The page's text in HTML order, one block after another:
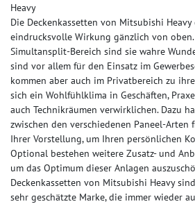
Heavy
Die Deckenkassetten von Mitsubishi
eindrucksvolle Wirkung gänzlich von
Simultansplit-Bereich sind sie wahre
sind vor allem für den Einsatz im
kommen aber auch im Privatbereich zu
sich ein Wohlfühlklima in Geschäften,
auch Technikräumen verwirklichen. Dazu
zwischen den verschiedenen Paneel-Arten
Ihrer Vorstellung, um Ihren persönlichen
Optional bestehen weitere Zusatz- und
um das Optimum dieser Anlagen
Deckenkassetten von Mitsubishi Heavy
sehr geschätzte Marke, die immer wieder